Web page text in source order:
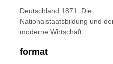
Deutschland 1871: Die
Nationalstaatsbildung und
moderne Wirtschaft.
format